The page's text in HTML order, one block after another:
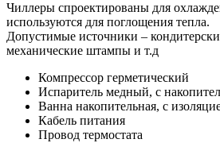
Чиллеры спроектированы для
используются для поглощения тепла.
Допустимые источники –
механические штампы и т.д
Компрессор герметический
Испаритель медный, с
Ванна накопительная, с
Кабель питания
Провод термостата